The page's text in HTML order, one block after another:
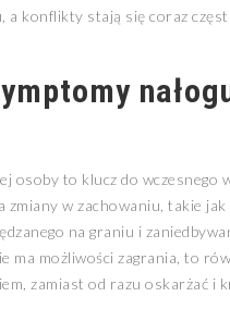
a konflikty stają się coraz
osoby to klucz do wczesnego
zmiany w zachowaniu, takie
na graniu i
ma możliwości zagrania, to
zamiast od razu oskarżać i